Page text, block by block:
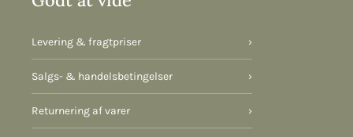
Levering & fragtpriser ›
Salgs- & handelsbetingelser ›
Returnering af varer ›